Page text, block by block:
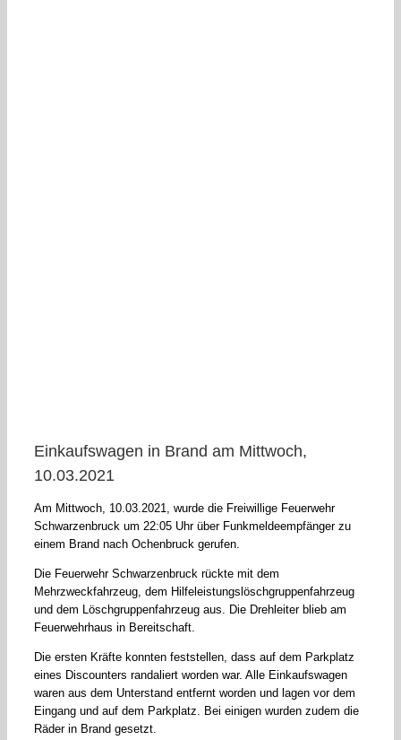
Einkaufswagen in Brand am Mittwoch,
10.03.2021
Am Mittwoch, 10.03.2021, wurde die Freiwillige Feuerwehr
Schwarzenbruck um 22:05 Uhr über Funkmeldeempfänger zu
einem Brand nach Ochenbruck gerufen.
Die Feuerwehr Schwarzenbruck rückte mit dem
Mehrzweckfahrzeug, dem Hilfeleistungslöschgruppenfahrzeug
und dem Löschgruppenfahrzeug aus. Die Drehleiter blieb am
Feuerwehrhaus in Bereitschaft.
Die ersten Kräfte konnten feststellen, dass auf dem Parkplatz
eines Discounters randaliert worden war. Alle Einkaufswagen
waren aus dem Unterstand entfernt worden und lagen vor dem
Eingang und auf dem Parkplatz. Bei einigen wurden zudem die
Räder in Brand gesetzt.